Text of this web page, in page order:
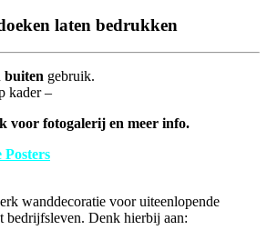
laten bedrukken
buiten gebruik.
kader –
voor fotogalerij en meer info.
wanddecoratie voor uiteenlopende
bedrijfsleven. Denk hierbij aan: